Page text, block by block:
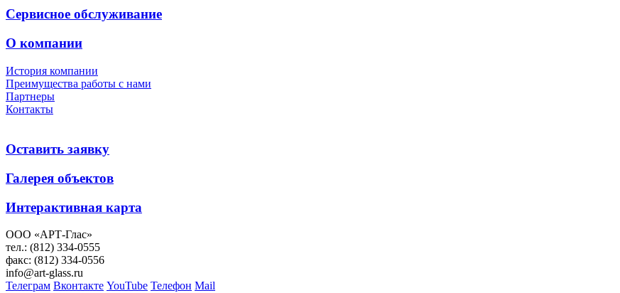
Сервисное обслуживание
О компании
История компании
Преимущества работы с нами
Партнеры
Контакты
Оставить заявку
Галерея объектов
Интерактивная карта
ООО «АРТ-Глас»
тел.: (812) 334-0555
факс: (812) 334-0556
info@art-glass.ru
Телеграм Вконтакте YouTube Телефон Mail